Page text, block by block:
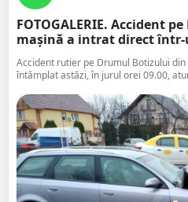
FOTOGALERIE. Accident
mașină a intrat direct într-
Accident rutier pe Drumul Botizului
întâmplat astăzi, în jurul orei 09.00,